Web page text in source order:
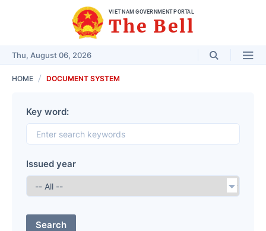
VIET NAM GOVERNMENT PORTAL
The Bell
Thu, August 06, 2026
HOME DOCUMENT SYSTEM
Key word:
Issued year
Search